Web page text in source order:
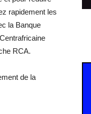
rapidement les
la Banque
RCA.
de la